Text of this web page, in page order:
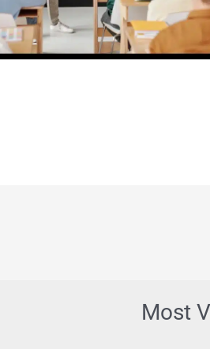
Most